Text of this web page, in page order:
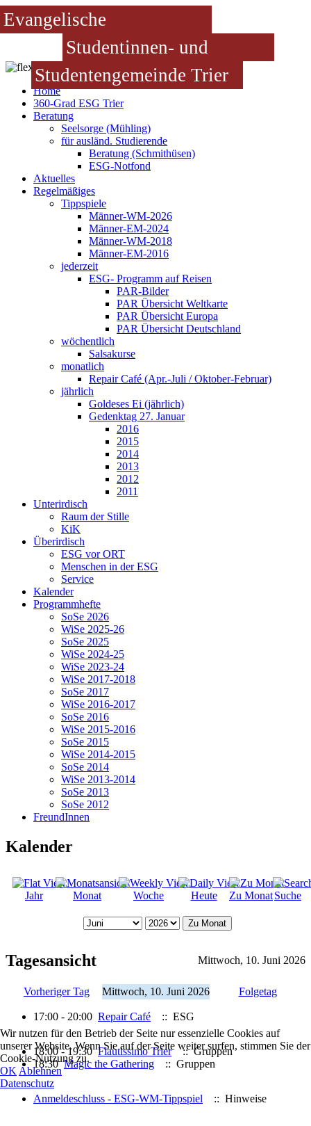
Evangelische
Studentinnen- und
Studentengemeinde Trier
Home
360-Grad ESG Trier
Beratung
Seelsorge (Mühling)
für ausländ. Studierende
Beratung (Schmithüsen)
ESG-Notfond
Aktuelles
Regelmäßiges
Tippspiele
Männer-WM-2026
Männer-EM-2024
Männer-WM-2018
Männer-EM-2016
jederzeit
ESG- Programm auf Reisen
PAR-Bilder
PAR Übersicht Weltkarte
PAR Übersicht Europa
PAR Übersicht Deutschland
wöchentlich
Salsakurse
monatlich
Repair Café (Apr.-Juli / Oktober-Februar)
jährlich
Goldeses Ei (jährlich)
Gedenktag 27. Januar
2016
2015
2014
2013
2012
2011
Unterirdisch
Raum der Stille
KiK
Überirdisch
ESG vor ORT
Menschen in der ESG
Service
Kalender
Programmhefte
SoSe 2026
WiSe 2025-26
SoSe 2025
WiSe 2024-25
WiSe 2023-24
WiSe 2017-2018
SoSe 2017
WiSe 2016-2017
SoSe 2016
WiSe 2015-2016
SoSe 2015
WiSe 2014-2015
SoSe 2014
WiSe 2013-2014
SoSe 2013
SoSe 2012
FreundInnen
Kalender
Jahr Monat Woche Heute Zu MonatSuche
Zu Monat
Tagesansicht Mittwoch, 10. Juni 2026
Vorheriger Tag Mittwoch, 10. Juni 2026 Folgetag
17:00 - 20:00 Repair Café :: ESG
18:00 - 19:30Flautissimo Trier
:: Gruppen
18:30Magic the Gathering :: Gruppen
Anmeldeschluss - ESG-WM-Tippspiel :: Hinweise
Wir nutzen für den Betrieb der Seite nur essenzielle Cookies auf
unserer Website. Wenn Sie auf der Seite weiter surfen, stimmen Sie der
Cookie-Nutzung zu.
OK Ablehnen
Datenschutz